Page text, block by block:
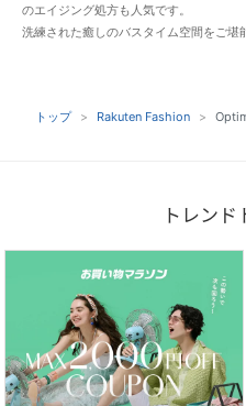
のエイジング処方も人気です。
洗練された癒しのバスタイム空間をご堪
トップ Rakuten Fashion
トレンド